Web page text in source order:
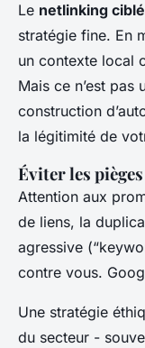
Le netlinking ciblé
stratégie fine. En
un contexte local
Mais ce n’est pas
construction
la légitimité de
Éviter les
Attention aux
de liens, la
agressive
contre vous.
Une stratégie
du secteur -